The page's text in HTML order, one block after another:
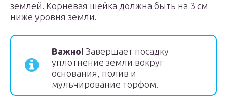
землей. Корневая шейка должна быть на 3 см
ниже уровня земли.
Важно! Завершает посадку
уплотнение земли вокруг
основания, полив и
мульчирование торфом.